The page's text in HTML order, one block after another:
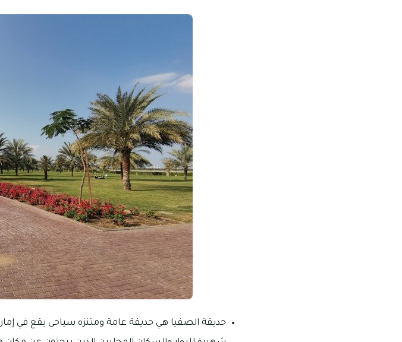
حديقة الصفيا هي حديقة عامة ومتنزه سياحي يقع في